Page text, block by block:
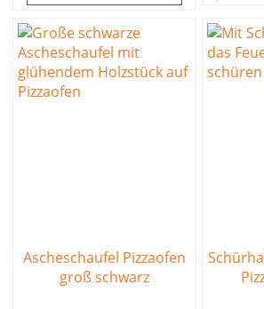
Ascheschaufel Pizzaofen
groß schwarz